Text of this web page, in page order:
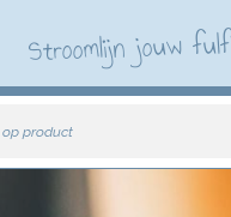
Stroomlijn jouw
op product